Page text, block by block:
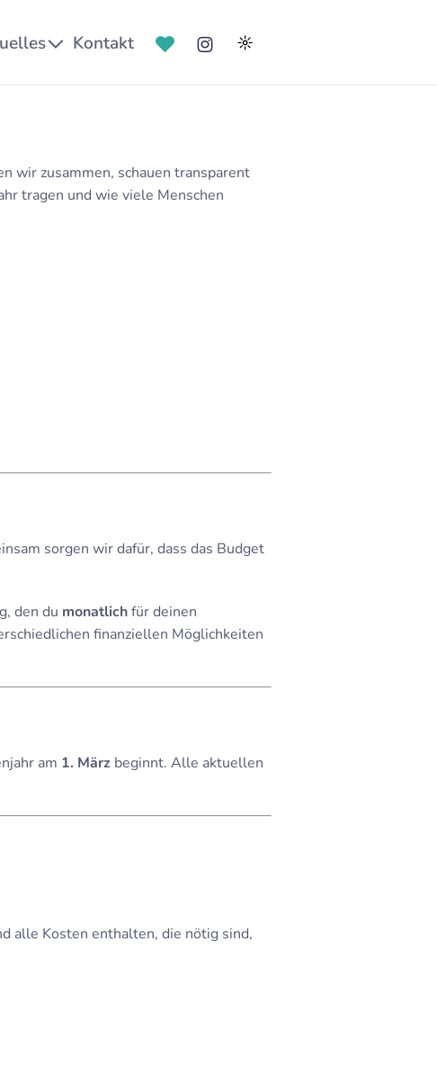
Kontakt ☼
wir zusammen, schauen transparent
tragen und wie viele Menschen
sorgen wir dafür, dass das Budget
den du monatlichfür deinen
finanziellen Möglichkeiten
am 1. März beginnt. Alle aktuellen
alle Kosten enthalten, die nötig sind,